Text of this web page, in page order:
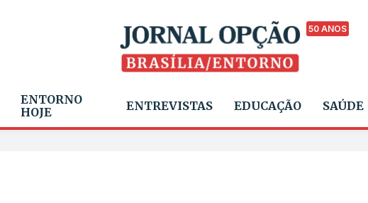
50 ANOS
ENTORNO
HOJE
ENTREVISTAS EDUCAÇÃO SAÚDE